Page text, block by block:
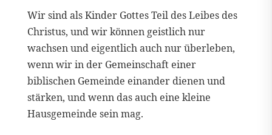
Wir sind als Kinder Gottes Teil des Leibes des
Christus, und wir können geistlich nur
wachsen und eigentlich auch nur überleben,
wenn wir in der Gemeinschaft einer
biblischen Gemeinde einander dienen und
stärken, und wenn das auch eine kleine
Hausgemeinde sein mag.